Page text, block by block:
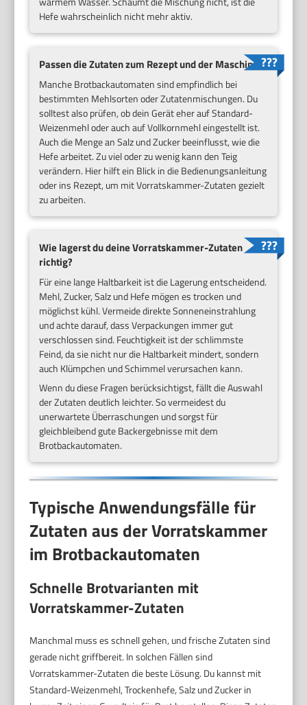
Hefe wahrscheinlich nicht mehr aktiv.
Passen die Zutaten zum Rezept und der Maschine?
Manche Brotbackautomaten sind empfindlich bei
bestimmten Mehlsorten oder Zutatenmischungen. Du
solltest also prüfen, ob dein Gerät eher auf Standard-
Weizenmehl oder auch auf Vollkornmehl eingestellt ist.
Auch die Menge an Salz und Zucker beeinflusst, wie die
Hefe arbeitet. Zu viel oder zu wenig kann den Teig
verändern. Hier hilft ein Blick in die Bedienungsanleitung
oder ins Rezept, um mit Vorratskammer-Zutaten gezielt
zu arbeiten.
Wie lagerst du deine Vorratskammer-Zutaten
richtig?
Für eine lange Haltbarkeit ist die Lagerung entscheidend.
Mehl, Zucker, Salz und Hefe mögen es trocken und
möglichst kühl. Vermeide direkte Sonneneinstrahlung
und achte darauf, dass Verpackungen immer gut
verschlossen sind. Feuchtigkeit ist der schlimmste
Feind, da sie nicht nur die Haltbarkeit mindert, sondern
auch Klümpchen und Schimmel verursachen kann.
Wenn du diese Fragen berücksichtigst, fällt die Auswahl
der Zutaten deutlich leichter. So vermeidest du
unerwartete Überraschungen und sorgst für
gleichbleibend gute Backergebnisse mit dem
Brotbackautomaten.
Typische Anwendungsfälle für
Zutaten aus der Vorratskammer
im Brotbackautomaten
Schnelle Brotvarianten mit
Vorratskammer-Zutaten
Manchmal muss es schnell gehen, und frische Zutaten sind
gerade nicht griffbereit. In solchen Fällen sind
Vorratskammer-Zutaten die beste Lösung. Du kannst mit
Standard-Weizenmehl, Trockenhefe, Salz und Zucker in